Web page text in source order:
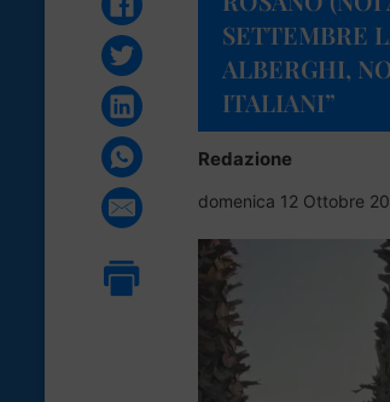
SETTEMBRE
ALBERGHI,
ITALIANI”
Redazione
domenica 12 Ottobre